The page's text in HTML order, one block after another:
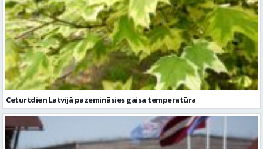
Ceturtdien Latvijā pazemināsies gaisa temperatūra